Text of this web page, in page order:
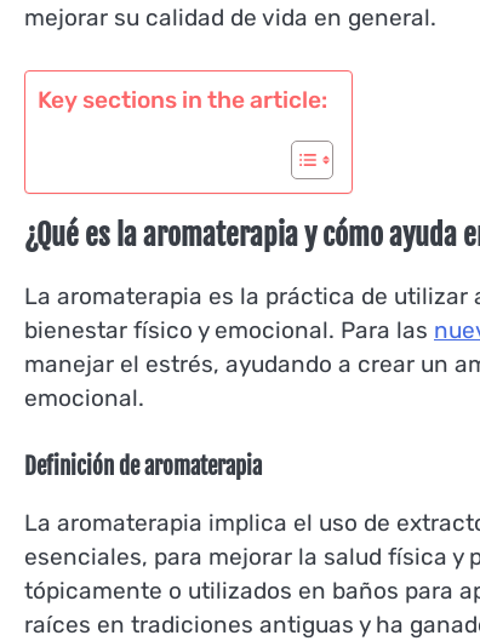
mejorar su calidad de vida en general.
Key sections in the article:
¿Qué es la aromaterapia y cómo
La aromaterapia es la práctica de
bienestar físico y emocional. Para las
manejar el estrés, ayudando a crear un
emocional.
Definición de aromaterapia
La aromaterapia implica el uso de
esenciales, para mejorar la salud física y
tópicamente o utilizados en baños para
raíces en tradiciones antiguas y ha